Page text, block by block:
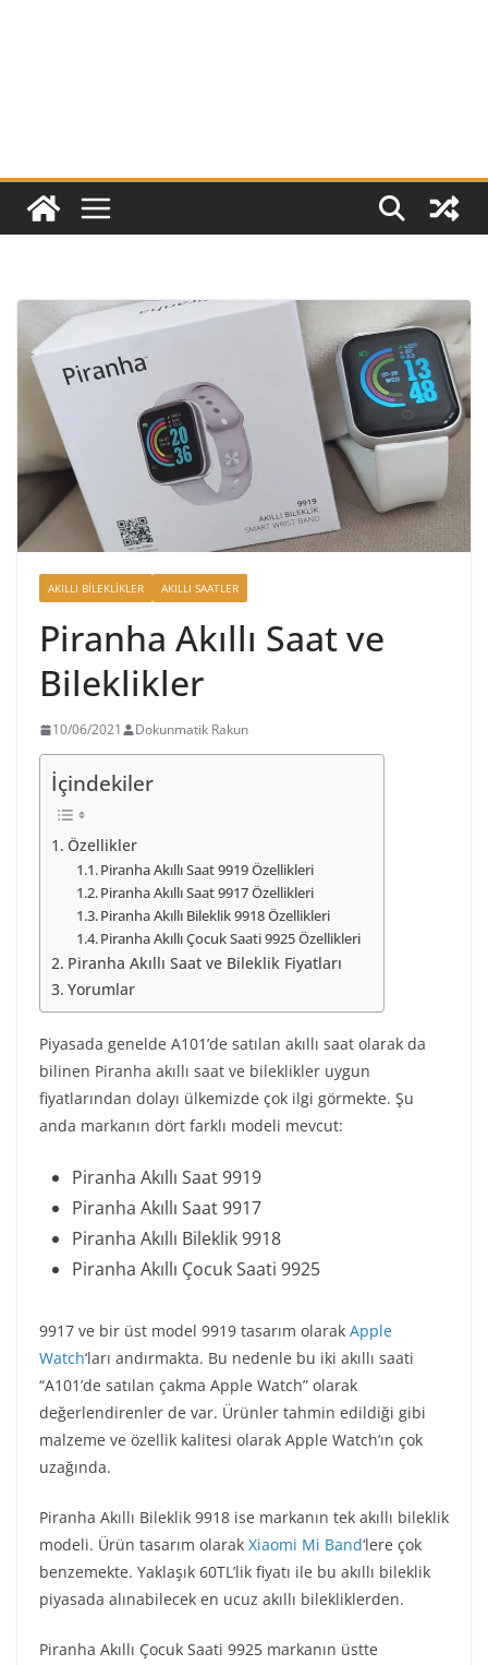
AKILLI BILEKLIKLER AKILLI SAATLER
Piranha Akıllı Saat ve
Bileklikler
10/06/2021 Dokunmatik Rakun
İçindekiler
Özellikler
Piranha Akıllı Saat 9919 Özellikleri
Piranha Akıllı Saat 9917 Özellikleri
Piranha Akıllı Bileklik 9918 Özellikleri
Piranha Akıllı Çocuk Saati 9925 Özellikleri
Piranha Akıllı Saat ve Bileklik Fiyatları
Yorumlar
Piyasada genelde A101’de satılan akıllı saat olarak da
bilinen Piranha akıllı saat ve bileklikler uygun
fiyatlarından dolayı ülkemizde çok ilgi görmekte. Şu
anda markanın dört farklı modeli mevcut:
Piranha Akıllı Saat 9919
Piranha Akıllı Saat 9917
Piranha Akıllı Bileklik 9918
Piranha Akıllı Çocuk Saati 9925
9917 ve bir üst model 9919 tasarım olarak Apple
Watch‘ları andırmakta. Bu nedenle bu iki akıllı saati
“A101’de satılan çakma Apple Watch” olarak
değerlendirenler de var. Ürünler tahmin edildiği gibi
malzeme ve özellik kalitesi olarak Apple Watch’ın çok
uzağında.
Piranha Akıllı Bileklik 9918 ise markanın tek akıllı bileklik
modeli. Ürün tasarım olarak Xiaomi Mi Band‘lere çok
benzemekte. Yaklaşık 60TL’lik fiyatı ile bu akıllı bileklik
piyasada alınabilecek en ucuz akıllı bilekliklerden.
Piranha Akıllı Çocuk Saati 9925 markanın üstte